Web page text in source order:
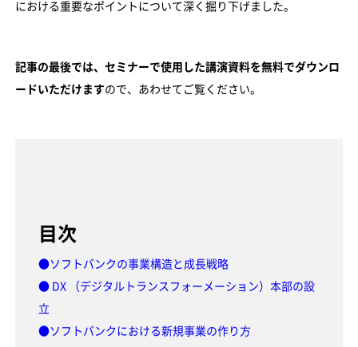
における重要なポイントについて深く掘り下げました。
記事の最後では、セミナーで使用した講演資料を無料でダウンロ
ードいただけますので、あわせてご覧ください。
目次
●ソフトバンクの事業構造と成長戦略
● DX （デジタルトランスフォーメーション）本部の設
立
●ソフトバンクにおける新規事業の作り方